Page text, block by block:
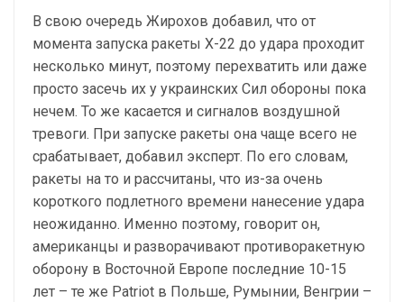
В свою очередь Жирохов добавил, что от
момента запуска ракеты Х-22 до удара проходит
несколько минут, поэтому перехватить или даже
просто засечь их у украинских Сил обороны пока
нечем. То же касается и сигналов воздушной
тревоги. При запуске ракеты она чаще всего не
срабатывает, добавил эксперт. По его словам,
ракеты на то и рассчитаны, что из-за очень
короткого подлетного времени нанесение удара
неожиданно. Именно поэтому, говорит он,
американцы и разворачивают противоракетную
оборону в Восточной Европе последние 10-15
лет – те же Patriot в Польше, Румынии, Венгрии –